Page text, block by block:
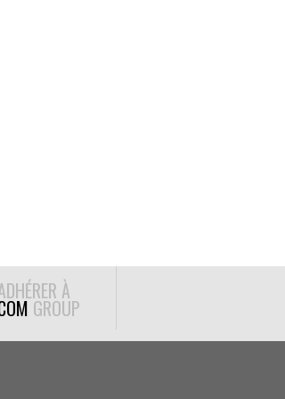
À
GROUP